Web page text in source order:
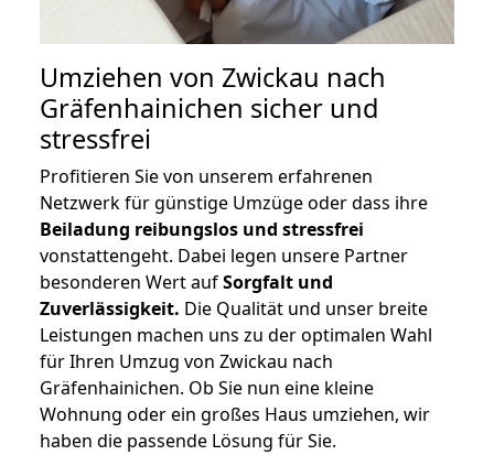
Umziehen von Zwickau nach
Gräfenhainichen sicher und
stressfrei
Profitieren Sie von unserem erfahrenen
Netzwerk für günstige Umzüge oder dass ihre
Beiladung reibungslos und stressfrei
vonstattengeht. Dabei legen unsere Partner
besonderen Wert aufSorgfalt und
Zuverlässigkeit. Die Qualität und unser breite
Leistungen machen uns zu der optimalen Wahl
für Ihren Umzug von Zwickau nach
Gräfenhainichen. Ob Sie nun eine kleine
Wohnung oder ein großes Haus umziehen, wir
haben die passende Lösung für Sie.